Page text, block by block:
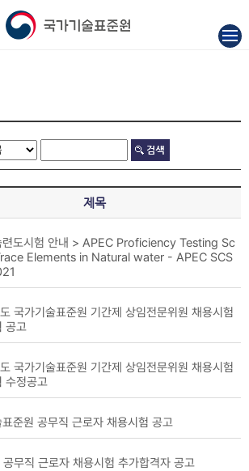
제목
련도시험 안내 > APEC Proficiency Testing Sc
Elements in Natural water - APEC SCS
국가기술표준원 기간제 상임전문위원 채용시험
공고
국가기술표준원 기간제 상임전문위원 채용시험
수정공고
준원 공무직 근로자 채용시험 공고
무직 근로자 채용시험 추가합격자 공고